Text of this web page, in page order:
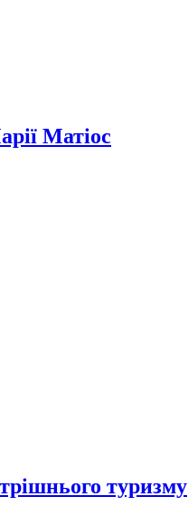
Матіос
туризму